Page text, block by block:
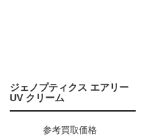
ジェノプティクス エアリー
UV クリーム
参考買取価格